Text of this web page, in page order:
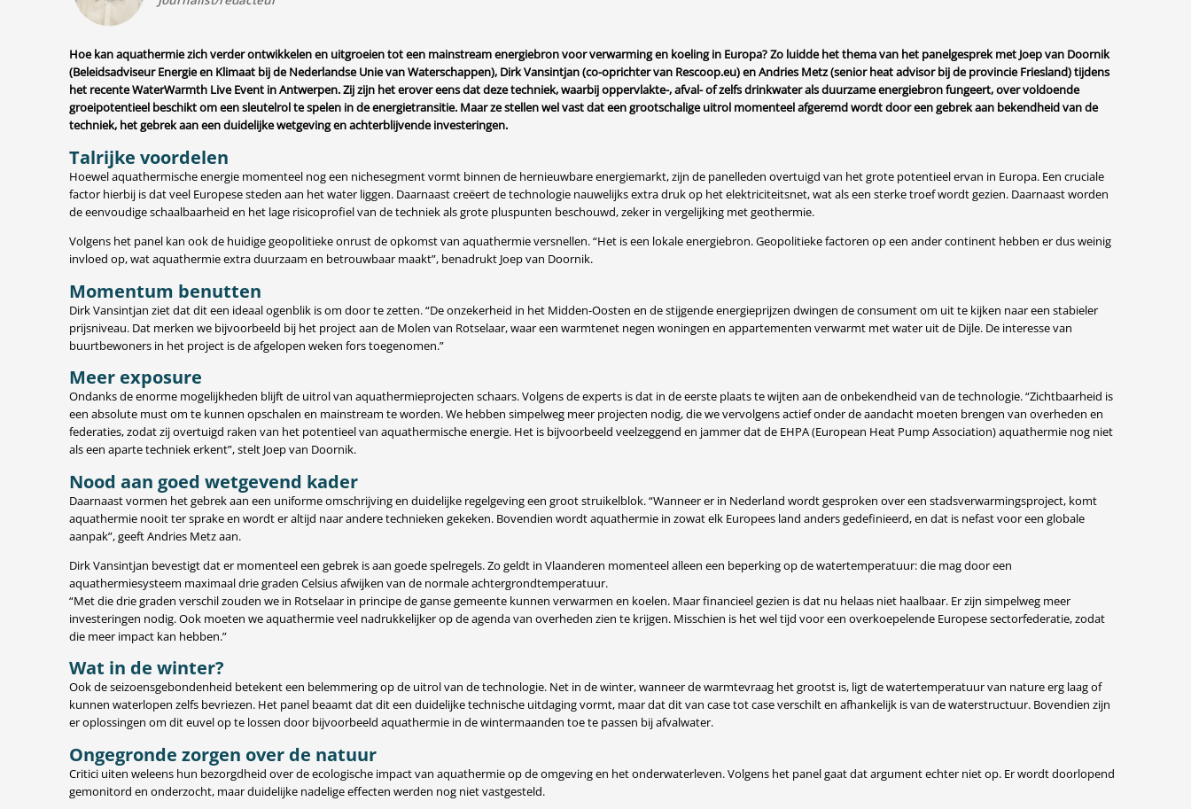
Hoe kan aquathermie zich verder ontwikkelen en uitgroeien tot een mainstream energiebron voor verwarming en koeling in Europa? Zo luidde het thema van het panelgesprek met Joep van Doornik
(Beleidsadviseur Energie en Klimaat bij de Nederlandse Unie van Waterschappen), Dirk Vansintjan (co-oprichter van Rescoop.eu) en Andries Metz (senior heat advisor bij de provincie Friesland) tijdens
het recente WaterWarmth Live Event in Antwerpen. Zij zijn het erover eens dat deze techniek, waarbijoppervlakte-, afval- of zelfs drinkwater als duurzame energiebronfungeert, over voldoende
groeipotentieel beschikt om een sleutelrol te spelen in de energietransitie. Maar ze stellen wel vast dat een grootschalige uitrol momenteel afgeremd wordt door een gebrek aan bekendheid van de
techniek, het gebrek aan een duidelijke wetgeving en achterblijvende investeringen.
Talrijke voordelen
Hoewel aquathermische energie momenteel nog een nichesegment vormt binnen de hernieuwbare energiemarkt, zijn de panelleden overtuigd van het grote potentieel ervan in Europa. Een cruciale
factor hierbij is dat veel Europese steden aan het water liggen. Daarnaast creëert de technologie nauwelijks extra druk op het elektriciteitsnet, wat als een sterke troef wordt gezien. Daarnaast worden
de eenvoudige schaalbaarheid en het lage risicoprofiel van de techniek als grote pluspunten beschouwd, zeker in vergelijking met geothermie.
Volgens het panel kan ook de huidige geopolitieke onrust de opkomst van aquathermie versnellen. “Het is een lokale energiebron. Geopolitieke factoren op een ander continent hebben er dus weinig
invloed op, wat aquathermie extra duurzaam en betrouwbaar maakt”, benadrukt Joep van Doornik.
Momentum benutten
Dirk Vansintjan ziet dat dit een ideaal ogenblik is om door te zetten. “De onzekerheid in het Midden-Oosten en de stijgende energieprijzen dwingen de consument om uit te kijken naar een stabieler
prijsniveau. Dat merken we bijvoorbeeld bij het project aan de Molen van Rotselaar, waar een warmtenet negen woningen en appartementen verwarmt met water uit de Dijle. De interesse van
buurtbewoners in het project is de afgelopen weken fors toegenomen.”
Meer exposure
Ondanks de enorme mogelijkheden blijft de uitrol van aquathermieprojecten schaars. Volgens de experts is dat in de eerste plaats te wijten aan de onbekendheid van de technologie. “Zichtbaarheid is
een absolute must om te kunnen opschalen en mainstream te worden. We hebben simpelweg meer projecten nodig, die we vervolgens actief onder de aandacht moeten brengen van overheden en
federaties, zodat zij overtuigd raken van het potentieel van aquathermische energie. Het is bijvoorbeeld veelzeggend en jammer dat de EHPA (European Heat Pump Association) aquathermie nog niet
als een aparte techniek erkent”, stelt Joep van Doornik.
Nood aan goed wetgevend kader
Daarnaast vormen het gebrek aan een uniforme omschrijving en duidelijke regelgeving een groot struikelblok. “Wanneer er in Nederland wordt gesproken over een stadsverwarmingsproject, komt
aquathermie nooit ter sprake en wordt er altijd naar andere technieken gekeken. Bovendien wordt aquathermie in zowat elk Europees land anders gedefinieerd, en dat is nefast voor een globale
aanpak”, geeft Andries Metz aan.
Dirk Vansintjan bevestigt dat er momenteel een gebrek is aan goede spelregels. Zo geldt in Vlaanderen momenteel alleen een beperking op de watertemperatuur: die mag door een
aquathermiesysteem maximaal drie graden Celsius afwijken van de normale achtergrondtemperatuur.
“Met die drie graden verschil zouden we in Rotselaar in principe de ganse gemeente kunnen verwarmen en koelen. Maar financieel gezien is dat nu helaas niet haalbaar. Er zijn simpelweg meer
investeringen nodig. Ook moeten we aquathermie veel nadrukkelijker op de agenda van overheden zien te krijgen. Misschien is het wel tijd voor een overkoepelende Europese sectorfederatie, zodat
die meer impact kan hebben.”
Wat in de winter?
Ook de seizoensgebondenheid betekent een belemmering op de uitrol van de technologie. Net in de winter, wanneer de warmtevraag het grootst is, ligt de watertemperatuur van nature erg laag of
kunnen waterlopen zelfs bevriezen. Het panel beaamt dat dit een duidelijke technische uitdaging vormt, maar dat dit van case tot case verschilt en afhankelijk is van de waterstructuur. Bovendien zijn
er oplossingen om dit euvel op te lossen door bijvoorbeeld aquathermie in de wintermaanden toe te passen bij afvalwater.
Ongegronde zorgen over de natuur
Critici uiten weleens hun bezorgdheid over de ecologische impact van aquathermie op de omgeving en het onderwaterleven. Volgens het panel gaat dat argument echter niet op. Er wordt doorlopend
gemonitord en onderzocht, maar duidelijke nadelige effecten werden nog niet vastgesteld.